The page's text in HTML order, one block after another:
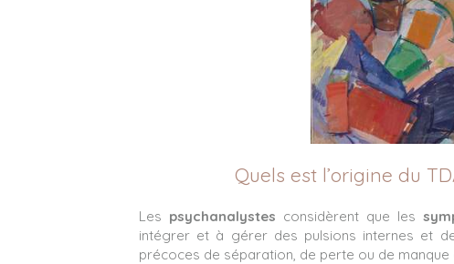
Quels est l’origine du
Les psychanalystes considèrent que les
intégrer et à gérer des pulsions internes et
précoces de séparation, de perte ou de